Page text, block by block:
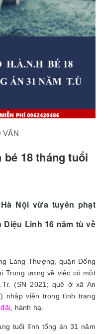
VÂN
18 tháng tuổi
Nội vừa tuyên phạt
Diệu Linh 16 năm tù về
Láng Thượng, quận Đống
Trung ương về việc có một
(SN 2021; quê ở xã An
nhập viện trong tình trạng
, hành hạ.